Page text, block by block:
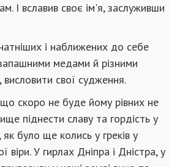
І вславив своє ім'я, заслуживши
і наближених до себе
медами й різними
свої судження.
скоро не буде йому рівних не
піднести сла­ву та гордість у
було ще колись у греків у
віри. У гирлах Дніпра і Дністра, у